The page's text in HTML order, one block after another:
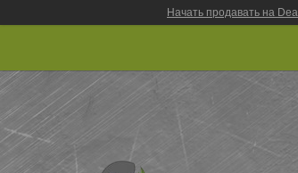
Начать продавать на